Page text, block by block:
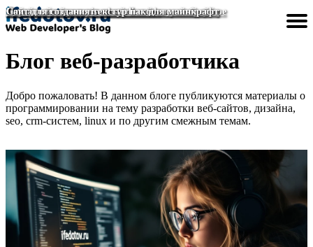
Главная
Создание сайтов
Улучшить сайт
Сделать сайт
Разработка сайтов
Дизайн сайта
Блог веб-разработчика
Добро пожаловать! В данном блоге публикуются материалы о
программировании на тему разработки веб-сайтов, дизайна,
seo, crm-систем, linux и по другим смежным темам.
Дизайн окна регистрации на сайте красивый
Сделать исключение для сайта в яндекс браузере
Пермский техникум дизайна и технологий сайт
Создание сайта в visual studio code
Сайт для создания текстур пак для майнкрафт